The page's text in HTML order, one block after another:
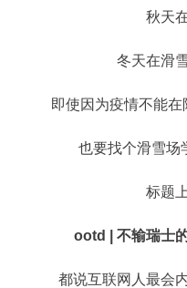
秋天
冬天在滑
即使因为疫情不能
也要找个滑雪场
标题
ootd | 不输瑞士
都说互联网人最会